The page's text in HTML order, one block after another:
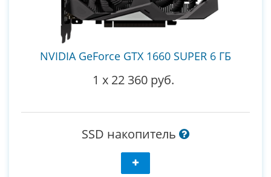
NVIDIA GeForce GTX 1660 SUPER 6 ГБ
1 x 22 360 руб.
SSD накопитель